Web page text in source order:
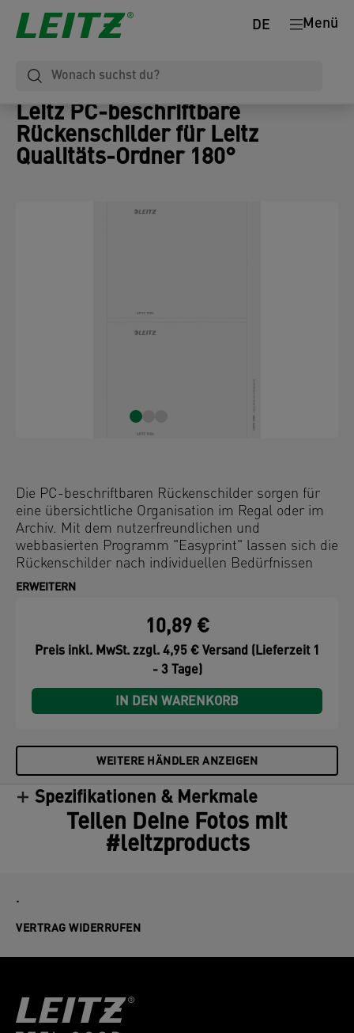
Menü
DE
Leitz PC-beschriftbare
Rückenschilder für Leitz
Qualitäts-Ordner 180°
Die PC-beschriftbaren Rückenschilder sorgen für
eine übersichtliche Organisation im Regal oder im
Archiv. Mit dem nutzerfreundlichen und
webbasierten Programm "Easyprint" lassen sich die
Rückenschilder nach individuellen Bedürfnissen
schnell und einfach gestalten und ausdrucken.
ERWEITERN
10,89 €
Preis inkl. MwSt. zzgl. 4,95 € Versand (Lieferzeit 1
- 3 Tage)
IN DEN WARENKORB
WEITERE HÄNDLER ANZEIGEN
Spezifikationen & Merkmale
Teilen Deine Fotos mit
#leitzproducts
.
VERTRAG WIDERRUFEN